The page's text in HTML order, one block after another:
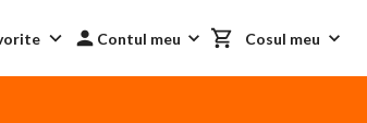
Contul meu Cosul meu